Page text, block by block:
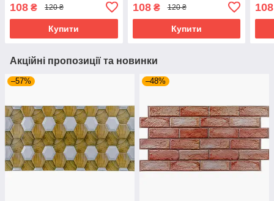
108 ₴ 120 ₴
Купити
108₴ 120 ₴
Купити
108
Акційні пропозиції та новинки
–57% –48%